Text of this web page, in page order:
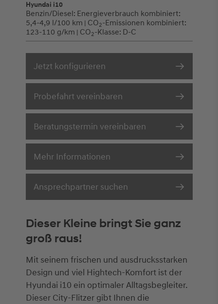
Hyundai i10
Benzin/Diesel: Energieverbrauch kombiniert:
5,4-4,9 l/100 km | CO2-Emissionen kombiniert:
123-110 g/km | CO2-Klasse: D-C
Jetzt konfigurieren
Probefahrt vereinbaren
Beratungstermin vereinbaren
Mehr Informationen
Ansprechpartner suchen
Dieser Kleine bringt Sie ganz
groß raus!
Mit seinem frischen und ausdrucksstarken
Design und viel Hightech-Komfort ist der
Hyundai i10 ein optimaler Alltagsbegleiter.
Dieser City-Flitzer gibt Ihnen die